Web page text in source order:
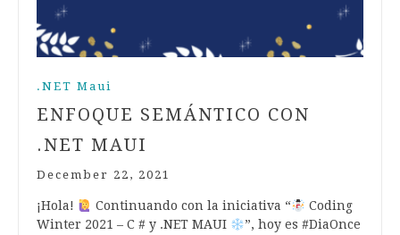
.NET Maui
ENFOQUE SEMÁNTICO CON
.NET MAUI
December 22, 2021
¡Hola! Continuando con la iniciativa “
Coding
Winter 2021 – C # y .NET MAUI
”, hoy es #DiaOnce